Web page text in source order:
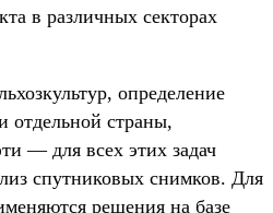
в различных секторах
определение
отдельной страны,
— для всех этих задач
спутниковых снимков. Для
решения на базе